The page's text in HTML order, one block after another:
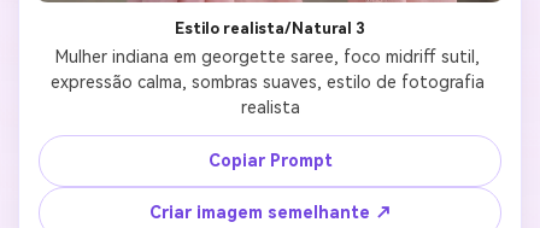
Estilo realista/Natural 3
Mulher indiana em georgette saree, foco midriff sutil,
expressão calma, sombras suaves, estilo de fotografia
realista
Copiar Prompt
Criar imagem semelhante ↗